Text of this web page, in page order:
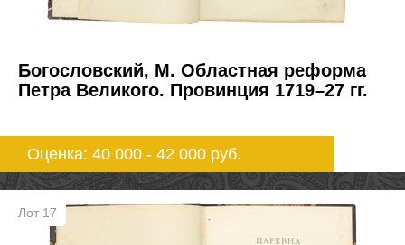
Богословский, М. Областная реформа
Петра Великого. Провинция 1719–27 гг.
Оценка: 40 000 - 42 000 руб.
Лот 17